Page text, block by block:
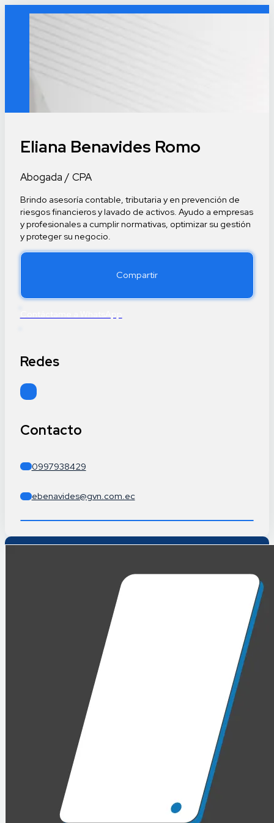
Eliana Benavides Romo
Abogada / CPA
Brindo asesoría contable, tributaria y en prevención de
riesgos financieros y lavado de activos. Ayudo a empresas
y profesionales a cumplir normativas, optimizar su gestión
y proteger su negocio.
Compartir
Redes
Sígueme en LinkedIn
Contacto
0997938429
ebenavides@gvn.com.ec